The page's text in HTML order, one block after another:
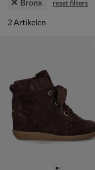
Bronx reset filters
2 artikelen
2Artikelen